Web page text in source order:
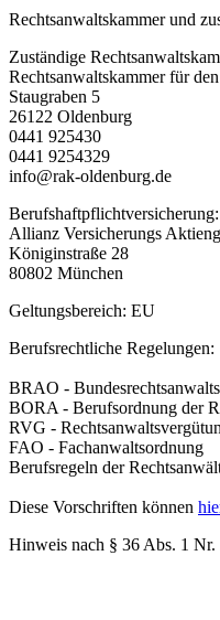
Rechtsanwaltskammer und
Zuständige
Rechtsanwaltskammer für
Staugraben 5
26122 Oldenburg
0441 925430
0441 9254329
info@rak-oldenburg.de
Berufshaftpflichtversicherung:
Allianz Versicherungs
Königinstraße 28
80802 München
Geltungsbereich: EU
Berufsrechtliche Regelungen:
BRAO -
BORA - Berufsordnung der
RVG -
FAO - Fachanwaltsordnung
Berufsregeln der
Diese Vorschriften können
Hinweis nach § 36 Abs. 1 Nr.